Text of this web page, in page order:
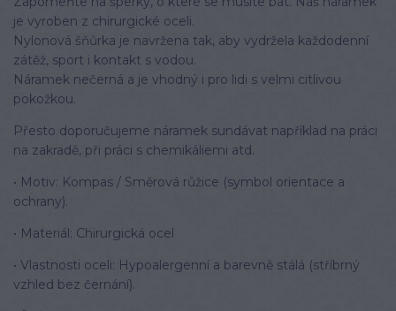
je vyroben z chirurgické oceli.
Nylonová šňůrka je navržena tak, aby vydržela každodenní
zátěž, sport i kontakt s vodou.
Náramek nečerná a je vhodný i pro lidi s velmi citlivou
pokožkou.
Přesto doporučujeme náramek sundávat například na práci
na zakradě, při práci s chemikáliemi atd.
• Motiv: Kompas / Směrová růžice (symbol orientace a
ochrany).
• Materiál: Chirurgická ocel
• Vlastnosti oceli: Hypoalergenní a barevně stálá (stříbrný
vzhled bez černání).